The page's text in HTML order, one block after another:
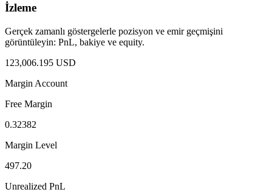
İzleme
Gerçek zamanlı göstergelerle pozisyon ve emir geçmişini
görüntüleyin: PnL, bakiye ve equity.
123,006.195 USD
Margin Account
Free Margin
0.32382
Margin Level
497.20
Unrealized PnL